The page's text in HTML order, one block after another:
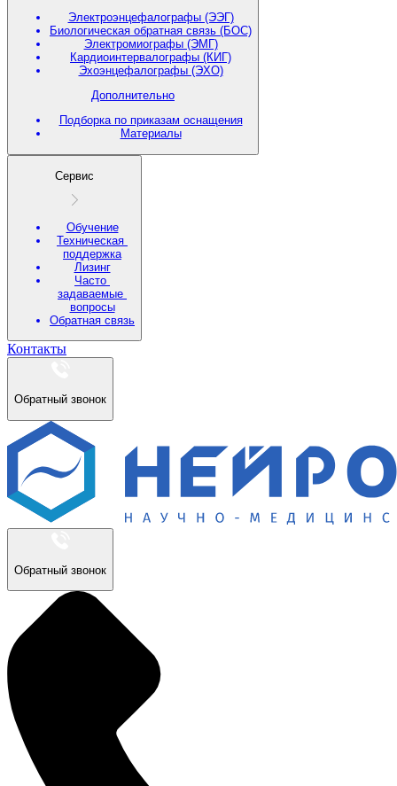
Электроэнцефалографы (ЭЭГ)
Биологическая обратная связь (БОС)
Электромиографы (ЭМГ)
Кардиоинтервалографы (КИГ)
Эхоэнцефалографы (ЭХО)
Дополнительно
Подборка по приказам оснащения
Материалы
Сервис
Обучение
Техническая
поддержка
Лизинг
Часто
задаваемые
вопросы
Обратная связь
Контакты
Обратный звонок
Обратный звонок